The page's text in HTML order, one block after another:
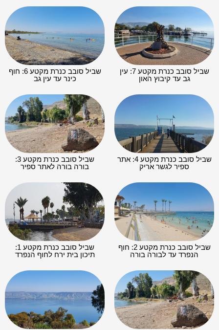
שביל סובב כנרת מקטע 7: עין
גב עד קיבוץ האון
שביל סובב כנרת מקטע 6: חוף
כינר עד עין גב
שביל סובב כנרת מקטע 4: אתר
ספיר לגשר אריק
שביל סובב כנרת מקטע 3:
בורה בורה לאתר ספיר
שביל סובב כנרת מקטע 2: חוף
הנפרד עד לבורה בורה
שביל סובב כנרת מקטע 1:
תיכון בית ירח לחוף הנפרד